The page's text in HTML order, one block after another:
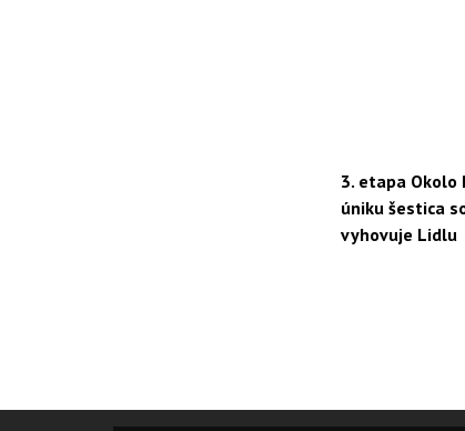
3. etapa Okolo
úniku šestica
vyhovuje Lidlu